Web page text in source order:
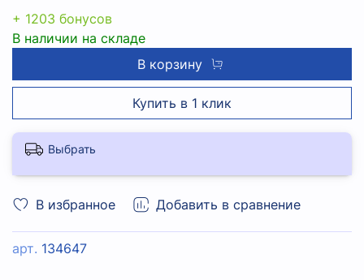
В избранное Добавить в сравнение
арт. 134647
+ 1203 бонусов
В наличии на складе
В корзину
Купить в 1 клик
Выбрать